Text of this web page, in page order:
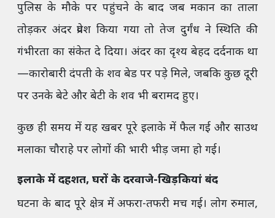
पुलिस के मौके पर पहुंचने के बाद जब मकान का ताला
तोड़कर अंदर प्रवेश किया गया तो तेज दुर्गंध ने स्थिति की
गंभीरता का संकेत दे दिया। अंदर का दृश्य बेहद दर्दनाक था
—कारोबारी दंपती के शव बेड पर पड़े मिले, जबकि कुछ दूरी
पर उनके बेटे और बेटी के शव भी बरामद हुए।
कुछ ही समय में यह खबर पूरे इलाके में फैल गई और साउथ
मलाका चौराहे पर लोगों की भारी भीड़ जमा हो गई।
इलाके में दहशत, घरों के दरवाजे-खिड़कियां बंद
घटना के बाद पूरे क्षेत्र में अफरा-तफरी मच गई। लोग रुमाल,